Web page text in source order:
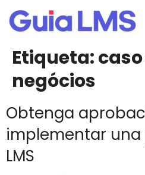
Etiqueta:
negócios
Obtenga
implementar
LMS